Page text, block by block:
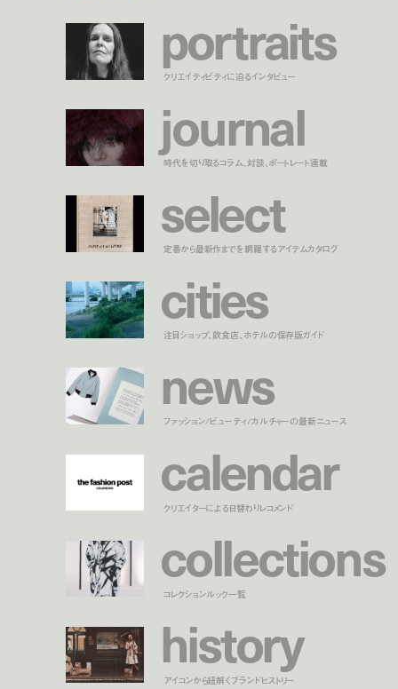
portraits
クリエイティビティに迫るインタビュー
journal
時代を切り取るコラム、対談、ポートレート連載
select
定番から最新作までを網羅するアイテムカタログ
cities
注目ショップ、飲食店、ホテルの保存版ガイド
news
ファッション/ビューティ/カルチャーの最新ニュース
calendar
クリエイターによる日替わりレコメンド
collections
コレクションルック一覧
history
アイコンから紐解くブランドヒストリー